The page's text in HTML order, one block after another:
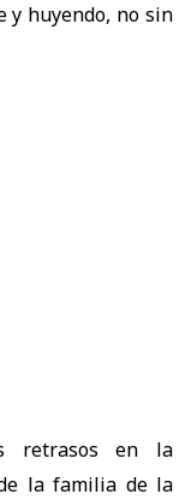
y huyendo, no sin
retrasos en la
la familia de la